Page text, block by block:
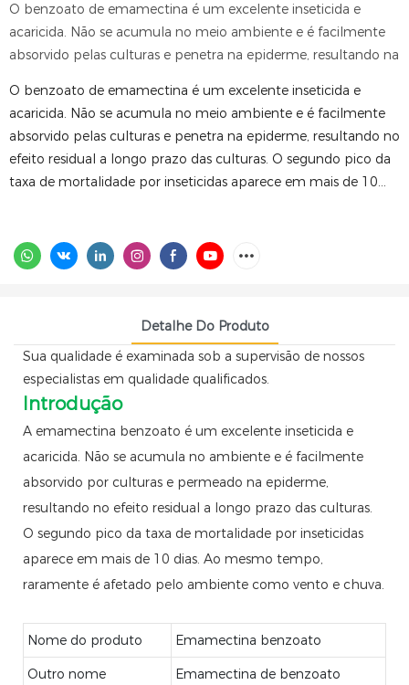
O benzoato de emamectina é um excelente inseticida e
acaricida. Não se acumula no meio ambiente e é facilmente
absorvido pelas culturas e penetra na epiderme, resultando na
O benzoato de emamectina é um excelente inseticida e
acaricida. Não se acumula no meio ambiente e é facilmente
absorvido pelas culturas e penetra na epiderme, resultando no
efeito residual a longo prazo das culturas. O segundo pico da
taxa de mortalidade por inseticidas aparece em mais de 10...
Detalhe Do Produto
Sua qualidade é examinada sob a supervisão de nossos
especialistas em qualidade qualificados.
Introdução
A emamectina benzoato é um excelente inseticida e
acaricida. Não se acumula no ambiente e é facilmente
absorvido por culturas e permeado na epiderme,
resultando no efeito residual a longo prazo das culturas.
O segundo pico da taxa de mortalidade por inseticidas
aparece em mais de 10 dias. Ao mesmo tempo,
raramente é afetado pelo ambiente como vento e chuva.
Nome do produto Emamectina benzoato
Outro nome Emamectina de benzoato